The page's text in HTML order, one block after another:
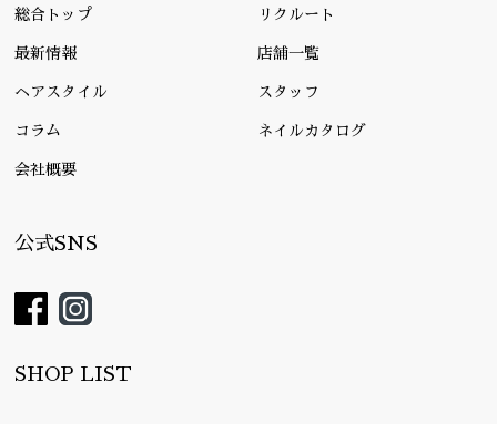
総合トップ リクルート
最新情報 店舗一覧
ヘアスタイル スタッフ
コラム ネイルカタログ
会社概要
公式SNS
SHOP LIST